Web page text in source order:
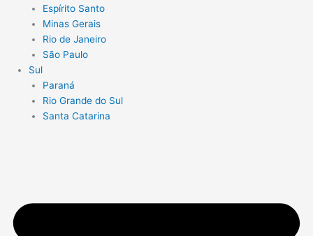
Espírito Santo
Minas Gerais
Rio de Janeiro
São Paulo
Sul
Paraná
Rio Grande do Sul
Santa Catarina